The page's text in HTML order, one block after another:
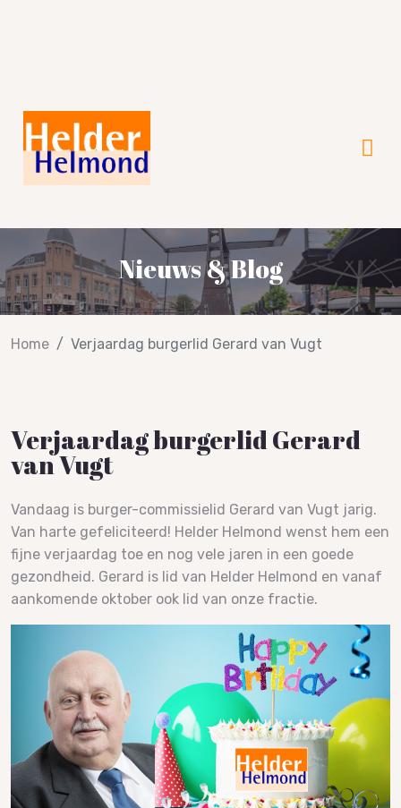
Nieuws & Blog
Home Verjaardag burgerlid Gerard van Vugt
Verjaardag burgerlid Gerard
van Vugt
Vandaag is burger-commissielid Gerard van Vugt jarig.
Van harte gefeliciteerd! Helder Helmond wenst hem een
fijne verjaardag toe en nog vele jaren in een goede
gezondheid. Gerard is lid van Helder Helmond en vanaf
aankomende oktober ook lid van onze fractie.